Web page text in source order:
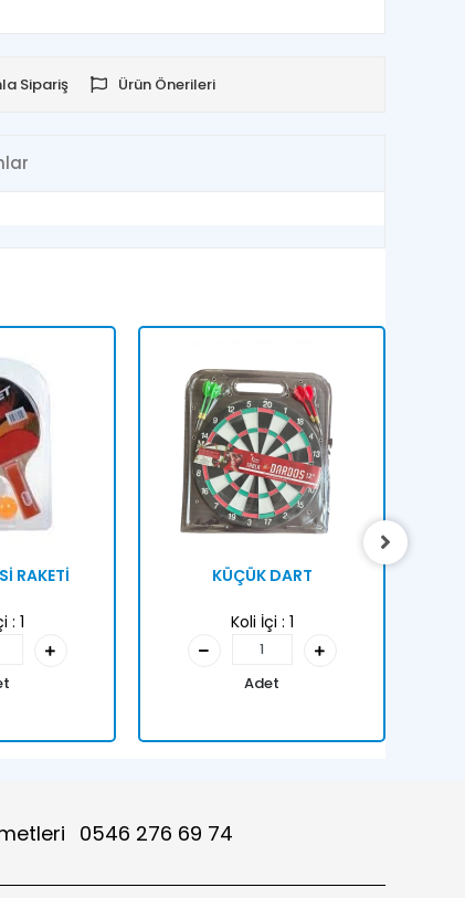
Sipariş Ürün Önerileri
RAKETİ
: 1
KÜÇÜK DART
Koli İçi : 1
Adet
0546 276 69 74